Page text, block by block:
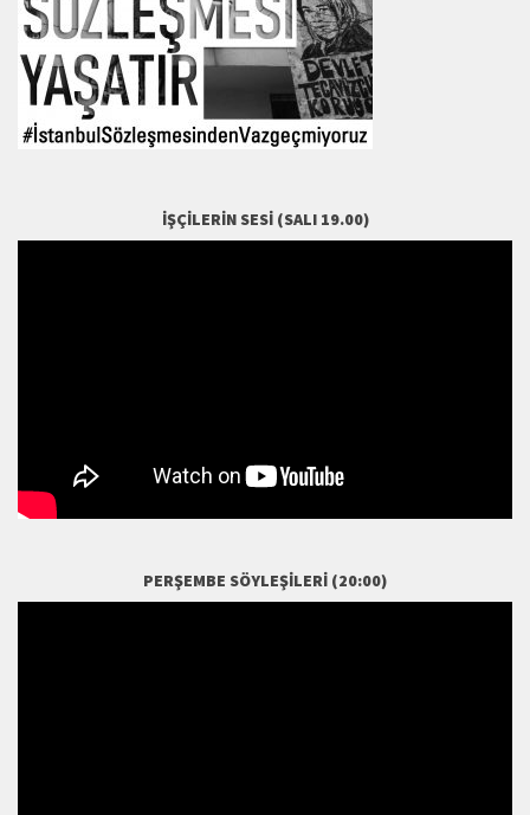
İŞÇILERIN SESI (SALI 19.00)
PERŞEMBE SÖYLEŞILERI (20:00)